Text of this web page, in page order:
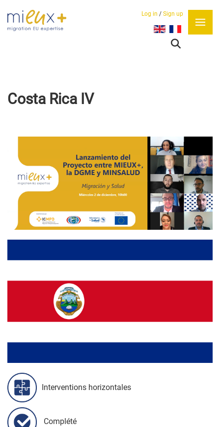
Log in / Sign up
Sélectionnez votre
Costa Rica IV
Interventions horizontales
Complété